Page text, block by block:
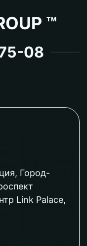
™
08
Город-
Link Palace,